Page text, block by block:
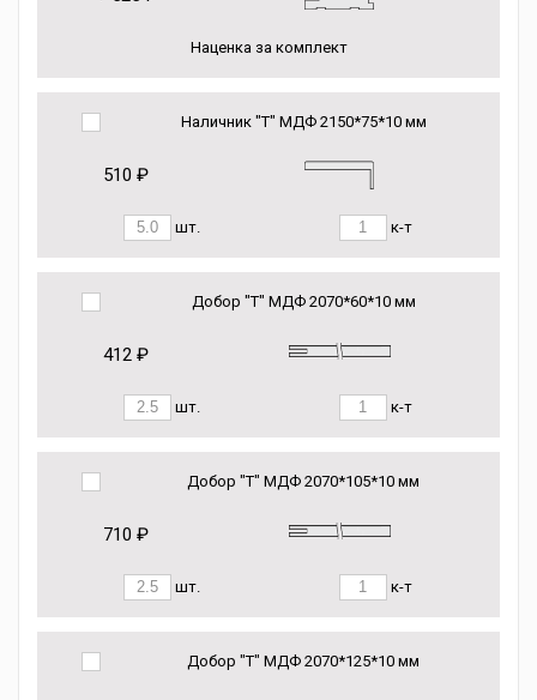
Наценка за комплект
Наличник "Т" МДФ 2150*75*10 мм
510 ₽
шт. к-т
Добор "Т" МДФ 2070*60*10 мм
412 ₽
шт. к-т
Добор "Т" МДФ 2070*105*10 мм
710 ₽
шт. к-т
Добор "Т" МДФ 2070*125*10 мм